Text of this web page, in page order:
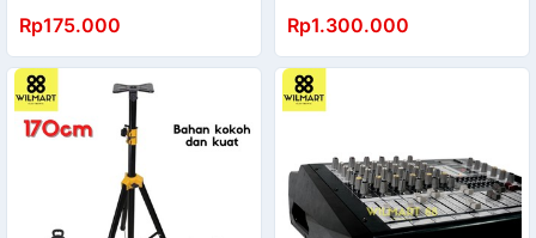
(Sepasang, Isi 2 Pcs)
Rp175.000
Karaoke Sepasang (2 Pcs)
Rp1.300.000